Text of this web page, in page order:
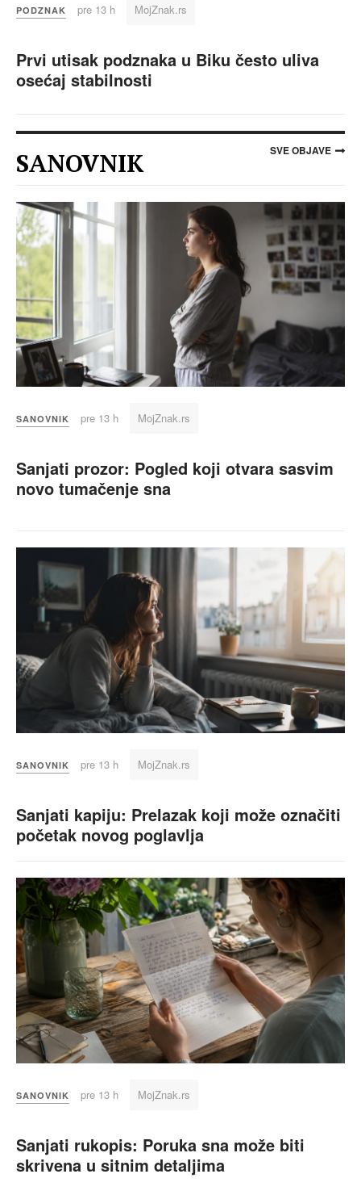
PODZNAK pre 13 h MojZnak.rs
Prvi utisak podznaka u Biku često uliva
osećaj stabilnosti
SANOVNIK SVE OBJAVE
SANOVNIK pre 13 h MojZnak.rs
Sanjati prozor: Pogled koji otvara sasvim
novo tumačenje sna
SANOVNIK pre 13 h MojZnak.rs
Sanjati kapiju: Prelazak koji može označiti
početak novog poglavlja
SANOVNIK pre 13 h MojZnak.rs
Sanjati rukopis: Poruka sna može biti
skrivena u sitnim detaljima